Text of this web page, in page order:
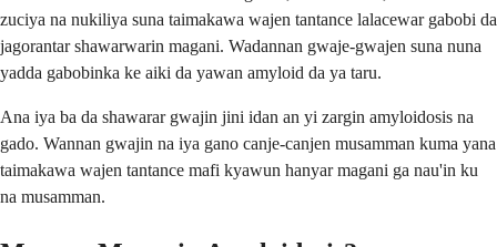
zuciya na nukiliya suna taimakawa wajen tantance lalacewar gabobi da
jagorantar shawarwarin magani. Wadannan gwaje-gwajen suna nuna
yadda gabobinka ke aiki da yawan amyloid da ya taru.
Ana iya ba da shawarar gwajin jini idan an yi zargin amyloidosis na
gado. Wannan gwajin na iya gano canje-canjen musamman kuma yana
taimakawa wajen tantance mafi kyawun hanyar magani ga nau'in ku
na musamman.